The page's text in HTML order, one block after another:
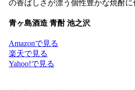
の香ばしさが漂う個性豊かな焼酎に
青ヶ島酒造 青酎 池之沢
Amazonで見る
楽天で見る
Yahoo!で見る